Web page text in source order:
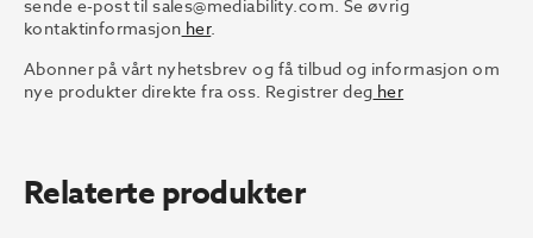
sende e-post til sales@mediability.com. Se øvrig
kontaktinformasjon her.
Abonner på vårt nyhetsbrev og få tilbud og informasjon om
nye produkter direkte fra oss. Registrer deg her
Relaterte produkter